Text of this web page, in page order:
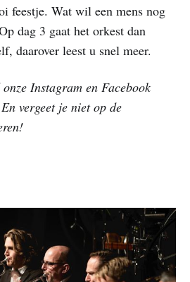
feestje. Wat wil een mens nog
dag 3 gaat het orkest dan
daarover leest u snel meer.
Instagram en Facebook
vergeet je niet op de